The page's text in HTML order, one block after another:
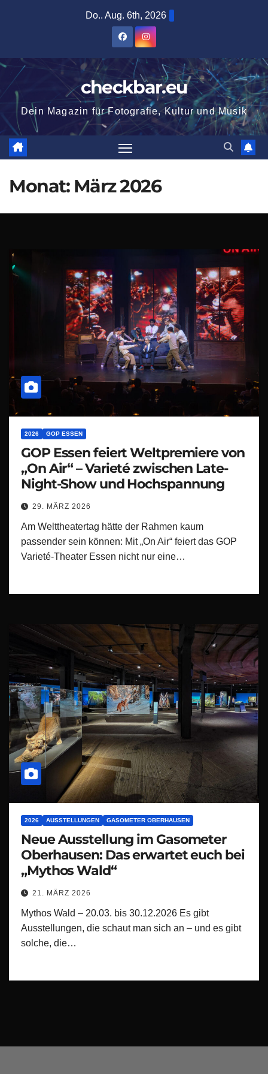
Do.. Aug. 6th, 2026
checkbar.eu
Dein Magazin für Fotografie, Kultur und Musik
Monat: März 2026
2026 GOP ESSEN
GOP Essen feiert Weltpremiere von
„On Air“ – Varieté zwischen Late-
Night-Show und Hochspannung
29. MÄRZ 2026
Am Welttheatertag hätte der Rahmen kaum
passender sein können: Mit „On Air“ feiert das GOP
Varieté-Theater Essen nicht nur eine…
2026 AUSSTELLUNGEN GASOMETER OBERHAUSEN
Neue Ausstellung im Gasometer
Oberhausen: Das erwartet euch bei
„Mythos Wald“
21. MÄRZ 2026
Mythos Wald – 20.03. bis 30.12.2026 Es gibt
Ausstellungen, die schaut man sich an – und es gibt
solche, die…